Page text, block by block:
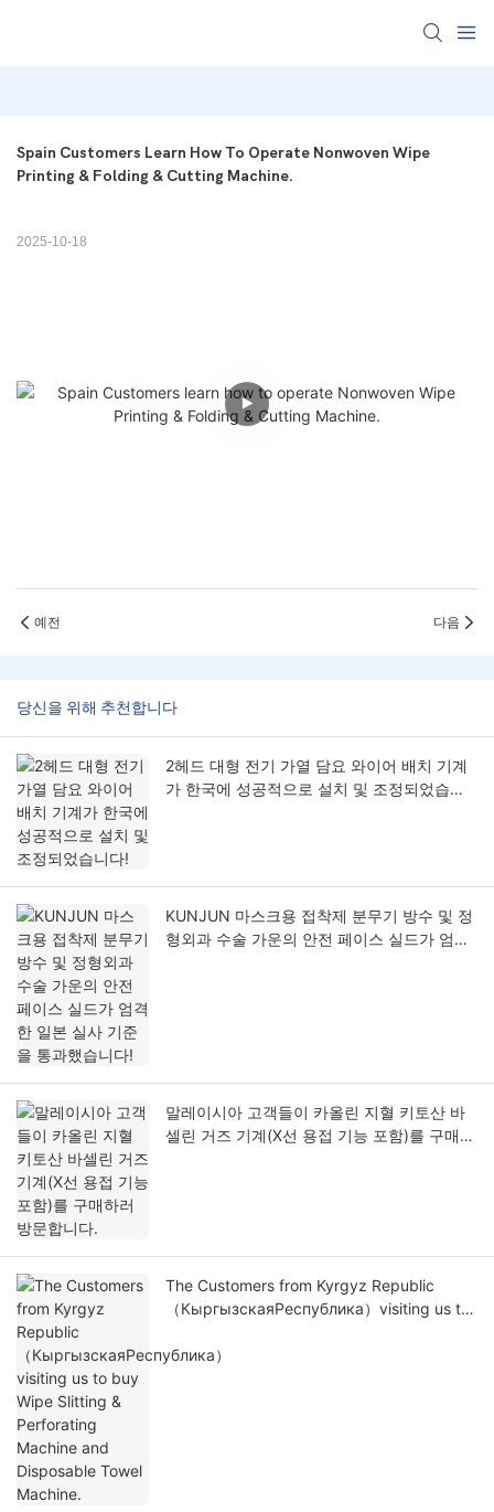
Spain Customers Learn How To Operate Nonwoven Wipe
Printing & Folding & Cutting Machine.
2025-10-18
예전 다음
당신을 위해 추천합니다
2헤드 대형 전기 가열 담요 와이어 배치 기계
가 한국에 성공적으로 설치 및 조정되었습니
KUNJUN 마스크용 접착제 분무기 방수 및 정
형외과 수술 가운의 안전 페이스 실드가 엄격
말레이시아 고객들이 카올린 지혈 키토산 바
셀린 거즈 기계(X선 용접 기능 포함)를 구매하
The Customers from Kyrgyz Republic
（КыргызскаяРеспублика）visiting us to
and Disposable Towel Machine.